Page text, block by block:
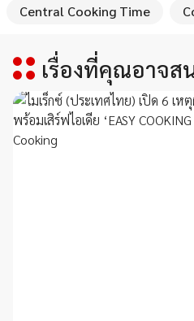
Central Cooking Time
เรื่องที่คุณอาจส